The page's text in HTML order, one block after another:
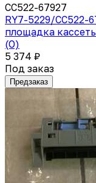
CC522-67927
RY7-5229/CC522-
площадка
(O)
5 374 ₽
Под заказ
Предзаказ